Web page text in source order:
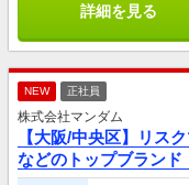
詳細を見る
NEW 正社員
株式会社マンダム
【大阪/中央区】リス
などのトップブランド